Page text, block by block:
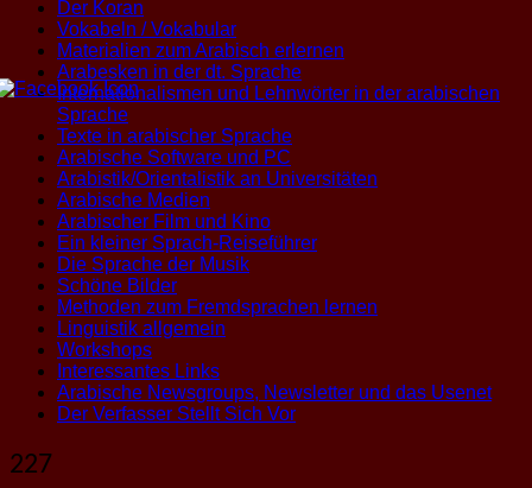
Der Koran
Vokabeln / Vokabular
Materialien zum Arabisch erlernen
Arabesken in der dt. Sprache
Internationalismen und Lehnwörter in der arabischen
Sprache
Texte in arabischer Sprache
Arabische Software und PC
Arabistik/Orientalistik an Universitäten
Arabische Medien
Arabischer Film und Kino
Ein kleiner Sprach-Reiseführer
Die Sprache der Musik
Schöne Bilder
Methoden zum Fremdsprachen lernen
Linguistik allgemein
Workshops
Interessantes Links
Arabische Newsgroups, Newsletter und das Usenet
Der Verfasser Stellt Sich Vor
227